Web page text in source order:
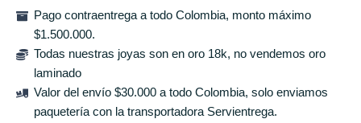
Pago contraentrega a todo Colombia, monto máximo
$1.500.000.
Todas nuestras joyas son en oro 18k, no vendemos oro
laminado
Valor del envío $30.000 a todo Colombia, solo enviamos
paquetería con la transportadora Servientrega.